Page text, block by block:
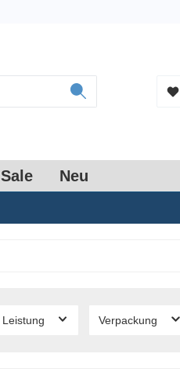
Sale Neu
Leistung Verpackung